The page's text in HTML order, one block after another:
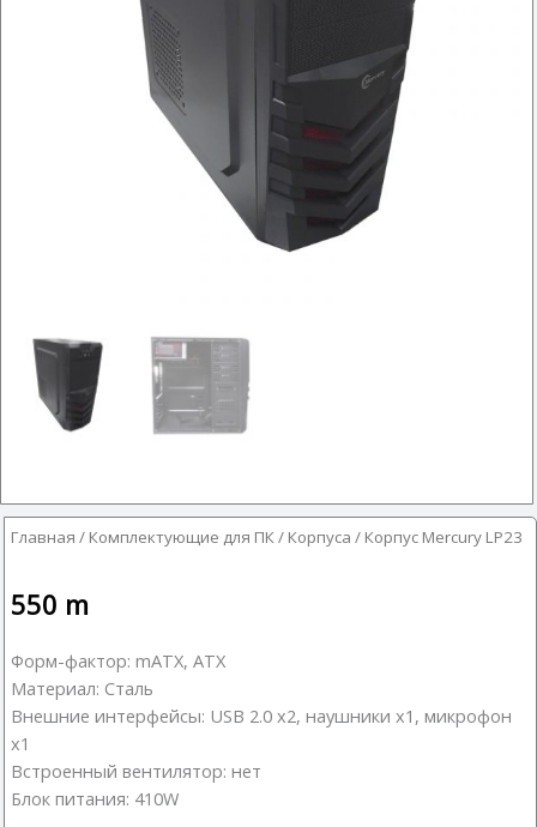
Главная / Комплектующие для ПК / Корпуса / Корпус Mercury LP23
550 m
Форм-фактор: mATX, ATX
Материал: Сталь
Внешние интерфейсы: USB 2.0 x2, наушники х1, микрофон
х1
Встроенный вентилятор: нет
Блок питания: 410W